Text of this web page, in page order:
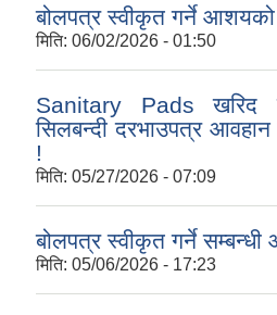
बोलपत्र स्वीकृत गर्ने
मिति: 06/02/2026 - 01:50
Sanitary Pads खरिद
सिलबन्दी दरभाउपत्र आवहान
!
मिति: 05/27/2026 - 07:09
बोलपत्र स्वीकृत गर्ने
मिति: 05/06/2026 - 17:23